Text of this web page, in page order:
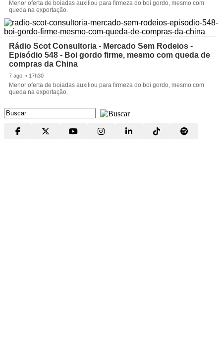
Menor oferta de boiadas auxiliou para firmeza do boi gordo, mesmo com
queda na exportação.
Rádio Scot Consultoria - Mercado Sem Rodeios -
Episódio 548 - Boi gordo firme, mesmo com queda de
compras da China
7 ago. • 17h30
Menor oferta de boiadas auxiliou para firmeza do boi gordo, mesmo com
queda na exportação.